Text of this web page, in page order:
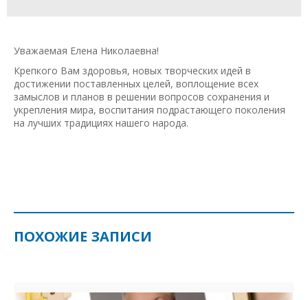
Уважаемая Елена Николаевна!
Крепкого Вам здоровья, новых творческих идей в
достижении поставленных целей, воплощение всех
замыслов и планов в решении вопросов сохранения и
укрепления мира, воспитания подрастающего поколения
на лучших традициях нашего народа.
ПОХОЖИЕ ЗАПИСИ